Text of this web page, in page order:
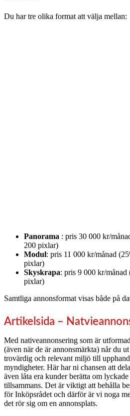
Du har tre olika format att välja mellan:
Panorama : pris 30 000 kr/
200 pixlar)
Modul: pris 11 000 kr/månad
pixlar)
Skyskrapa: pris 9 000 kr/
pixlar)
Samtliga annonsformat visas både på
Artikelsida –
Med nativeannonsering som är
(även när de är annonsmärkta) når du
trovärdig och relevant miljö till
myndigheter. Här har ni chansen att
även låta era kunder berätta om
tillsammans. Det är viktigt att behålla
för Inköpsrådet och därför är vi noga
det rör sig om en annonsplats.